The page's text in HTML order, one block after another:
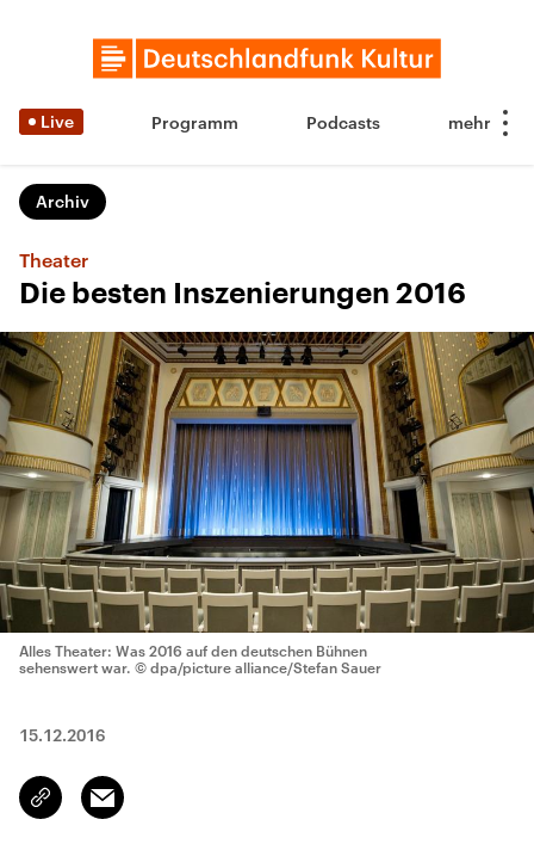
Live Programm Podcasts
Archiv
Theater
Die besten Inszenierungen 2016
Alles Theater: Was 2016 auf den deutschen Bühnen
sehenswert war. © dpa/picture alliance/Stefan Sauer
15.12.2016
Link
kopieren/teilen
Email